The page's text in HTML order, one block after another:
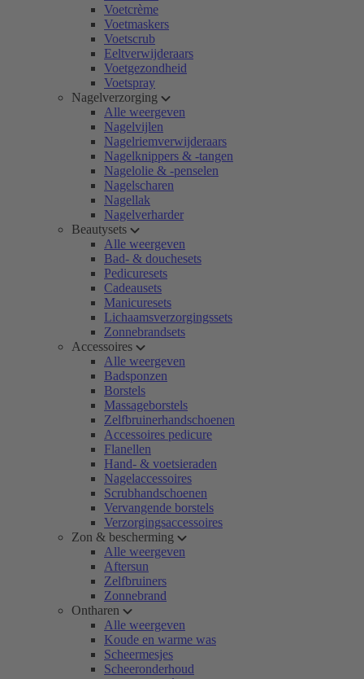
Voetcrème
Voetmaskers
Voetscrub
Eeltverwijderaars
Voetgezondheid
Voetspray
Nagelverzorging
Alle weergeven
Nagelvijlen
Nagelriemverwijderaars
Nagelknippers & -tangen
Nagelolie & -penselen
Nagelscharen
Nagellak
Nagelverharder
Beautysets
Alle weergeven
Bad- & douchesets
Pedicuresets
Cadeausets
Manicuresets
Lichaamsverzorgingssets
Zonnebrandsets
Accessoires
Alle weergeven
Badsponzen
Borstels
Massageborstels
Zelfbruinerhandschoenen
Accessoires pedicure
Flanellen
Hand- & voetsieraden
Nagelaccessoires
Scrubhandschoenen
Vervangende borstels
Verzorgingsaccessoires
Zon & bescherming
Alle weergeven
Aftersun
Zelfbruiners
Zonnebrand
Ontharen
Alle weergeven
Koude en warme was
Scheermesjes
Scheeronderhoud